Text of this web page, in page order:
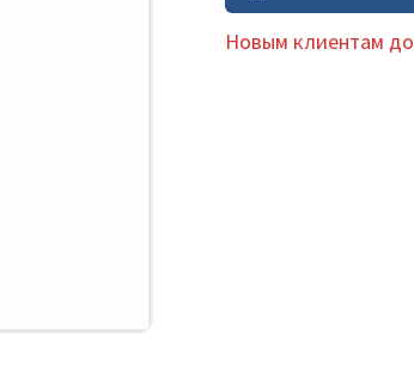
Новым клиентам